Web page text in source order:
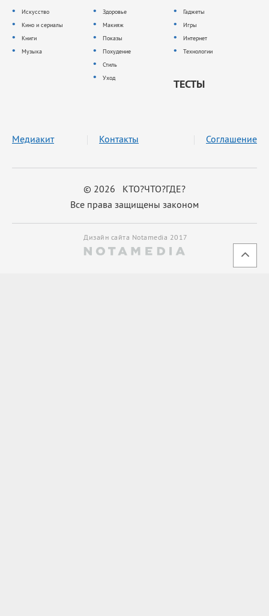
Искусство
Кино и сериалы
Книги
Музыка
Здоровье
Макияж
Показы
Похудение
Стиль
Уход
Гаджеты
Игры
Интернет
Технологии
ТЕСТЫ
© 2026 КТО?ЧТО?ГДЕ?
Все права защищены законом
Медиакит Контакты Соглашение
Дизайн сайта Notamedia 2017